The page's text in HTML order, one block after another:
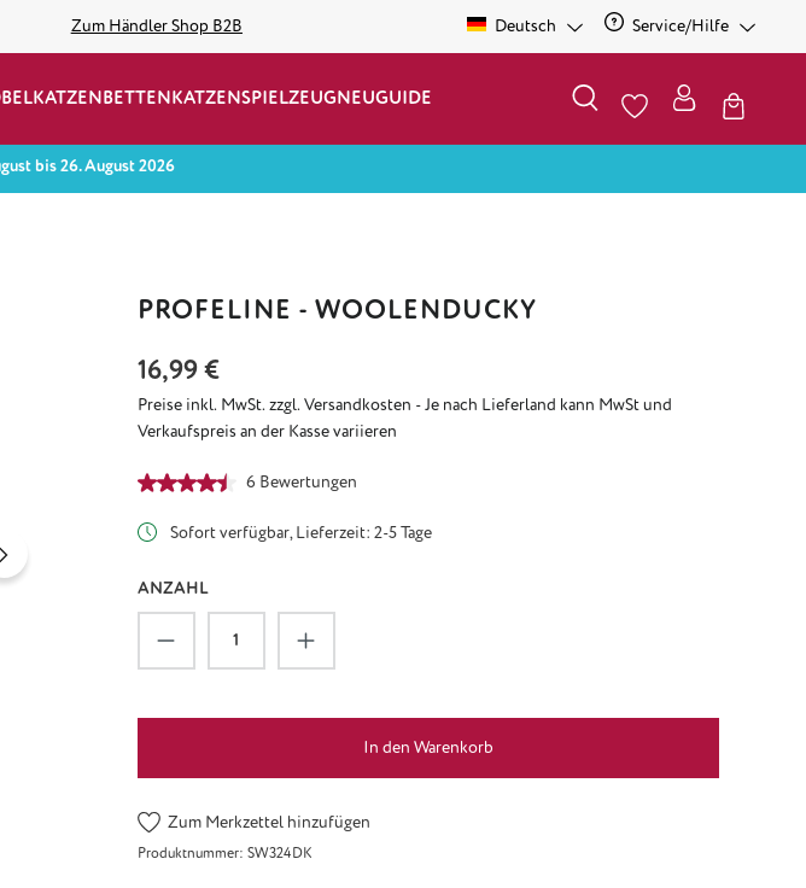
Zum Händler Shop B2B Deutsch Service/Hilfe
KATZENBETTENKATZENSPIELZEUGNEUGUIDE
bis 26. August 2026
PROFELINE - WOOLENDUCKY
Regulärer Preis:
16,99 €
Preise inkl. MwSt. zzgl. Versandkosten - Je nach Lieferland kann MwSt und
Verkaufspreis an der Kasse variieren
Durchschnittliche Bewertung von 4.5 von 5 Sternen
6 Bewertungen
Sofort verfügbar, Lieferzeit: 2-5 Tage
ANZAHL
Produkt Anzahl: Gib den gewünschten Wert ein
In den Warenkorb
Zum Merkzettel hinzufügen
Produktnummer: SW324DK